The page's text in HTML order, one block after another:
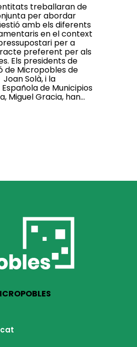
treballaran de
per abordar
amb els diferents
en el context
per a
preferent per als
Els presidents de
de Micropobles de
Solà, i la
de Municipios
Miguel Gracia, han...